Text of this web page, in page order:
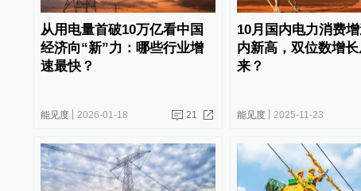
从用电量首破10万亿看中国
经济向“新”力：哪些行业增
速最快？
能见度 2026-01-18 21
10月国内电力消费
内新高，双位数增
来？
能见度 2025-11-23